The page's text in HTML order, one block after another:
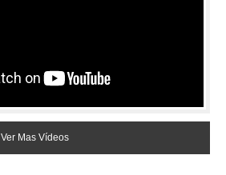
Ver Mas Vídeos